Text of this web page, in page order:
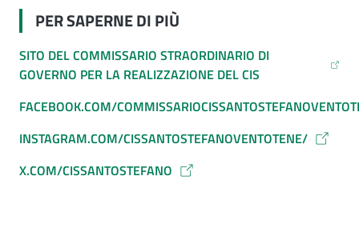
PER SAPERNE DI PIÙ
SITO DEL COMMISSARIO STRAORDINARIO DI
GOVERNO PER LA REALIZZAZIONE DEL CIS
FACEBOOK.COM/
INSTAGRAM.COM/CISSANTOSTEFANOVENTOTENE/
X.COM/CISSANTOSTEFANO